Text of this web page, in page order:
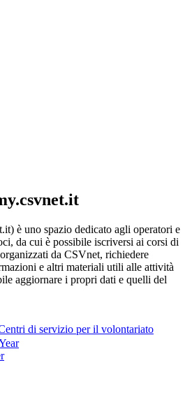
è uno spazio dedicato agli operatori e
da cui è possibile iscriversi ai corsi di
da CSVnet, richiedere
e altri materiali utili alle attività
aggiornare i propri dati e quelli del